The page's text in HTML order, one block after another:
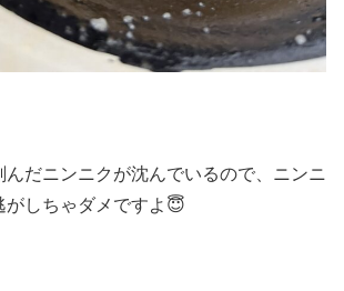
んだニンニクが沈んでいるので、ニンニ
がしちゃダメですよ😇